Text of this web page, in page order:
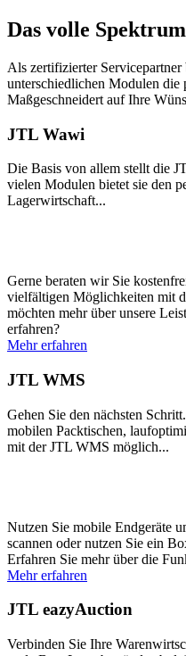
Das volle
Als zertifizierter
unterschiedlichen Modulen die
Maßgeschneidert auf Ihre
JTL Wawi
Die Basis von allem stellt die
vielen Modulen bietet sie den
Lagerwirtschaft...
Gerne beraten wir Sie
vielfältigen Möglichkeiten mit
möchten mehr über unsere
erfahren?
Mehr erfahren
JTL WMS
Gehen Sie den nächsten
mobilen Packtischen,
mit der JTL WMS möglich...
Nutzen Sie mobile Endgeräte
scannen oder nutzen Sie ein
Erfahren Sie mehr über die
Mehr erfahren
JTL eazyAuction
Verbinden Sie Ihre